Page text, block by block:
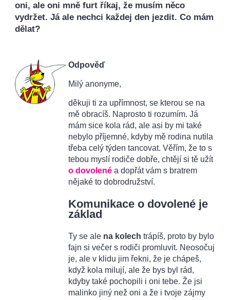
oni, ale oni mně furt říkaj, že musím něco
vydržet. Já ale nechci každej den jezdit. Co mám
dělat?
Odpověď
Milý anonyme,
děkuji ti za upřímnost, se kterou se na
mě obracíš. Naprosto ti rozumím. Já
mám sice kola rád, ale asi by mi také
nebylo příjemné, kdyby mě rodina nutila
třeba celý týden tancovat. Věřím, že to s
tebou myslí rodiče dobře, chtějí si tě užít
o dovolené a dopřát vám s bratrem
nějaké to dobrodružství.
Komunikace o dovolené je
základ
Ty se ale na kolech trápíš, proto by bylo
fajn si večer s rodiči promluvit. Neosočuj
je, ale v klidu jim řekni, že je chápeš,
když kola milují, ale že bys byl rád,
kdyby také pochopili i oni tebe. Že jsi
malinko jiný než oni a že i tvoje zájmy